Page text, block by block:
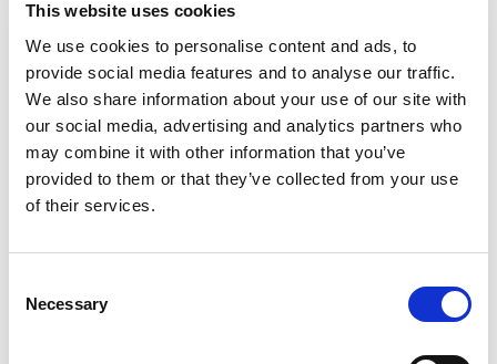
This website uses cookies
We use cookies to personalise content and ads, to
provide social media features and to analyse our traffic.
We also share information about your use of our site with
our social media, advertising and analytics partners who
may combine it with other information that you’ve
provided to them or that they’ve collected from your use
of their services.
Selection
Necessary
poussière et les pellets du fond de la cuve deviennent
durs comme de la pierre. Et c’est bien le problème : La vis
convoyeuse rompt, l’installation technique se bouche et
le chauffage tombe en panne. Pour éviter cela, il faut
absolumentnettoyersonsilo à pelletstous les deux
ans.
Comment mon réservoir à pellets est-
, tous les pellets contenus dans
sont extraits. Seule une entreprise spécialisée